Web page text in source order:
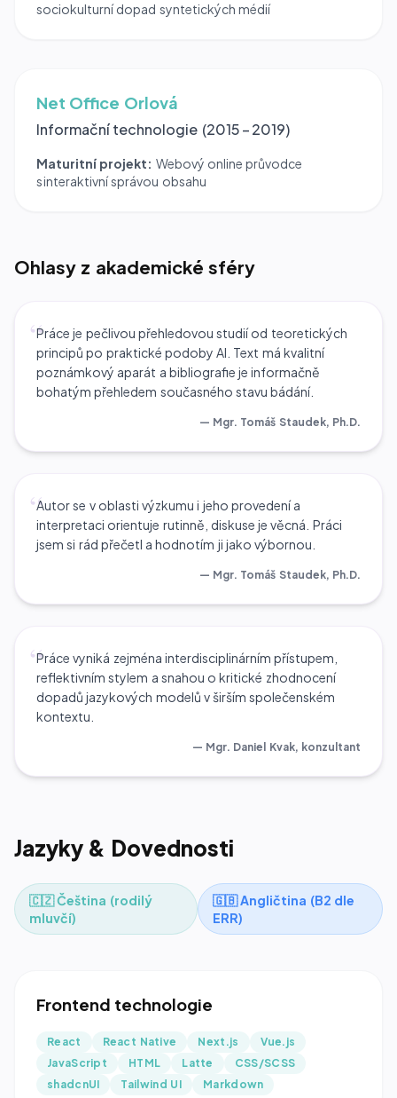
sociokulturní dopad syntetických médií
Net Office Orlová
Informační technologie (2015 – 2019)
Maturitní projekt: Webový online průvodce
s interaktivní správou obsahu
Ohlasy z akademické sféry
“Práce je pečlivou přehledovou studií od teoretických
principů po praktické podoby AI. Text má kvalitní
poznámkový aparát a bibliografie je informačně
bohatým přehledem současného stavu bádání.
— Mgr. Tomáš Staudek, Ph.D.
“Autor se v oblasti výzkumu i jeho provedení a
interpretaci orientuje rutinně, diskuse je věcná. Práci
jsem si rád přečetl a hodnotím ji jako výbornou.
— Mgr. Tomáš Staudek, Ph.D.
“Práce vyniká zejména interdisciplinárním přístupem,
reflektivním stylem a snahou o kritické zhodnocení
dopadů jazykových modelů v širším společenském
kontextu.
— Mgr. Daniel Kvak, konzultant
Jazyky & Dovednosti
🇨🇿 Čeština (rodilý
mluvčí)
🇬🇧 Angličtina (B2 dle
ERR)
Frontend technologie
React React Native Next.js
Vue.js
JavaScript
HTML Latte
CSS/SCSS
shadcnUI
Tailwind UI Markdown